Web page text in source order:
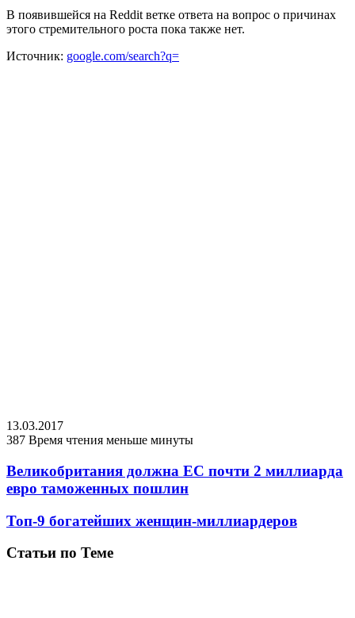
В появившейся на Reddit ветке ответа на вопрос о причинах
этого стремительного роста пока также нет.
Источник: google.com/search?q=
13.03.2017
387 Время чтения меньше минуты
Великобритания должна ЕС почти 2 миллиарда
евро таможенных пошлин
Топ-9 богатейших женщин-миллиардеров
Статьи по Теме